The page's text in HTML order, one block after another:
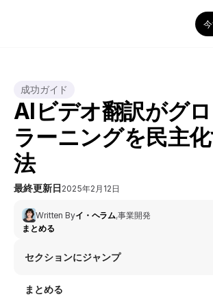
成功ガイド
AIビデオ翻訳がグ
ラーニングを民主
法
最終更新日 2025年2月12日
Written Byイ・ヘラム,事業開発
まとめる
セクションにジャンプ
まとめる